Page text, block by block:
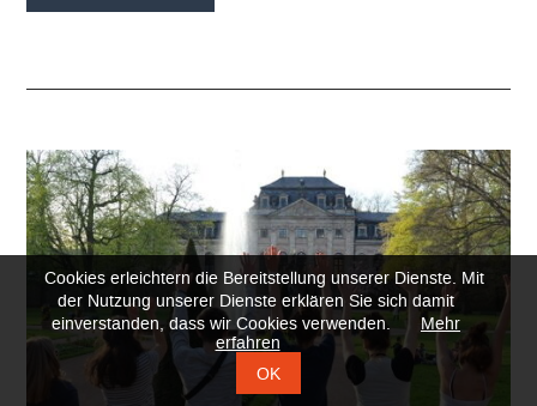
SCHULE
„OPEN
TRIENT
Cookies erleichtern die Bereitstellung unserer Dienste. Mit
der Nutzung unserer Dienste erklären Sie sich damit
einverstanden, dass wir Cookies verwenden.
Mehr
erfahren
OK